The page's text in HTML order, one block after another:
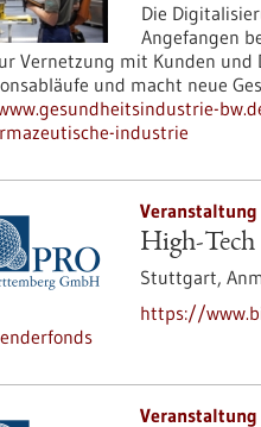
Die
Angefangen
Vernetzung mit Kunden
und macht neue
industrie
Veranstaltung
High-Tech
Stuttgart,
https://
Veranstaltung